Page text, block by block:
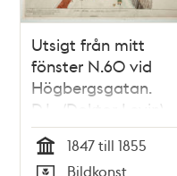
Utsigt från mitt
fönster N.60 vid
Högbergsgatan.
D.L. (Doktor Levin).
Eric. Undertecknad.
Gerber. Kniberg.
Tid
1847 till 1855
Bildkonst